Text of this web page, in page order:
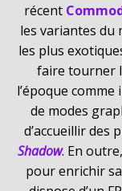
récent
les variantes du
les plus
faire tourner
l’époque
de modes
d’accueillir des
Shadow. En
pour enrichir